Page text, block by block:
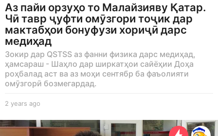
Аз пайи орзуҳо то Малайзияву Қатар.
Чӣ тавр ҷуфти омӯзгори тоҷик дар
мактабҳои бонуфузи хориҷӣ дарс
медиҳад
Зокир дар QSTSS аз фанни физика дарс медиҳад,
ҳамсараш - Шаҳло дар ширкатҳои сайёҳии Доҳа
роҳбалад аст ва аз моҳи сентябр ба фаъолияти
омӯзгорӣ бозмегардад.
2 years ago
e
a